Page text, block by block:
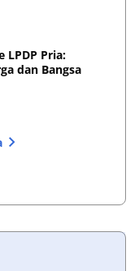
LPDP Pria:
dan Bangsa